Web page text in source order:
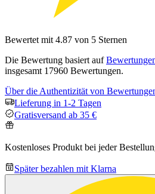
Bewertet mit 4.87 von 5 Sternen
Die Bewertung basiert auf
insgesamt 17960 Bewertungen.
Über die Authentizität von
Lieferung in 1-2 Tagen
Gratisversand ab 35 €
Kostenloses Produkt bei jeder
Später bezahlen mit Klarna